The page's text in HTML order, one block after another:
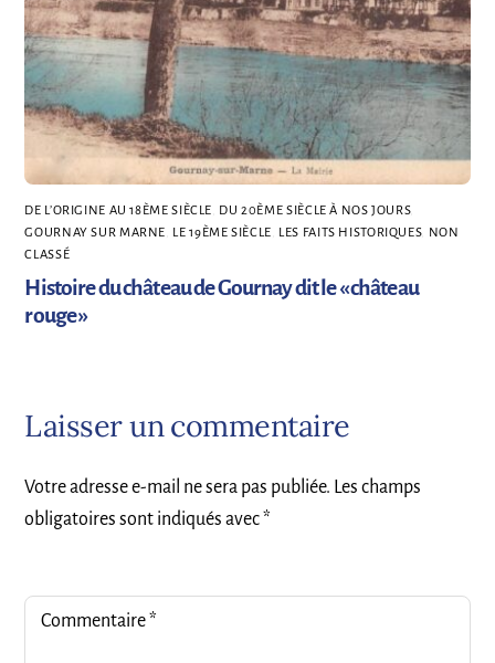
DE L’ORIGINE AU 18ÈME SIÈCLE DU 20ÈME SIÈCLE À NOS JOURS,
GOURNAY SUR MARNE
LE 19ÈME SIÈCLE LES FAITS HISTORIQUES,
NON
CLASSÉ
Histoire du château de Gournay dit le « château
rouge »
Laisser un commentaire
Votre adresse e-mail ne sera pas publiée. Les champs
obligatoires sont indiqués avec*
Commentaire*